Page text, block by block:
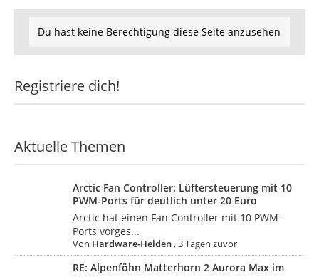
Du hast keine Berechtigung diese Seite anzusehen
Registriere dich!
Aktuelle Themen
Arctic Fan Controller: Lüftersteuerung mit 10
PWM-Ports für deutlich unter 20 Euro
Arctic hat einen Fan Controller mit 10 PWM-
Ports vorges...
Von Hardware-Helden,3 Tagen zuvor
RE: Alpenföhn Matterhorn 2 Aurora Max im